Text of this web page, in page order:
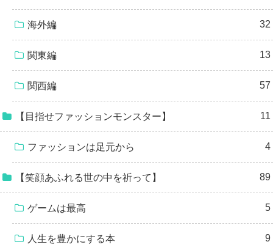
海外編 32
関東編 13
関西編 57
【目指せファッションモンスター】 11
ファッションは足元から 4
【笑顔あふれる世の中を祈って】 89
ゲームは最高 5
人生を豊かにする本 9